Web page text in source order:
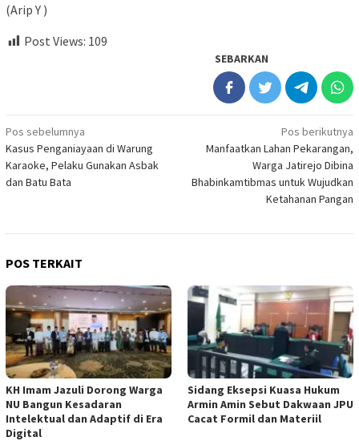
(Arip Y )
Post Views: 109
SEBARKAN
Navigasi
pos
Pos sebelumnya
Kasus Penganiayaan di Warung
Karaoke, Pelaku Gunakan Asbak
dan Batu Bata
Pos berikutnya
Manfaatkan Lahan Pekarangan,
Warga Jatirejo Dibina
Bhabinkamtibmas untuk Wujudkan
Ketahanan Pangan
POS TERKAIT
KH Imam Jazuli Dorong Warga
NU Bangun Kesadaran
Intelektual dan Adaptif di Era
Digital
‎Sidang Eksepsi Kuasa Hukum
Armin Amin Sebut Dakwaan JPU
Cacat Formil dan Materiil